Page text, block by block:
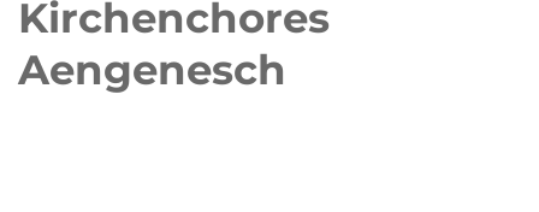
Kirchenchores
Aengenesch